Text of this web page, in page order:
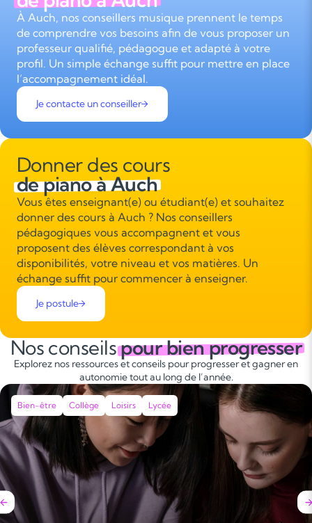
À Auch, nos conseillers musique prennent le temps
de comprendre vos besoins afin de vous proposer un
professeur qualifié, pédagogue et adapté à votre
profil. Un simple échange suffit pour mettre en place
l’accompagnement idéal.
Je contacte un conseiller
Donner des cours
de piano à Auch
Vous êtes enseignant(e) ou étudiant(e) et souhaitez
donner des cours à Auch ? Nos conseillers
pédagogiques vous accompagnent et vous
proposent des élèves correspondant à vos
disponibilités, votre niveau et vos matières. Un
échange suffit pour commencer à enseigner.
Je postule
Nos conseilspour bien progresser
Explorez nos ressources et conseils pour progresser et gagner en
autonomie tout au long de l’année.
Bien-être Collège Loisirs Lycée